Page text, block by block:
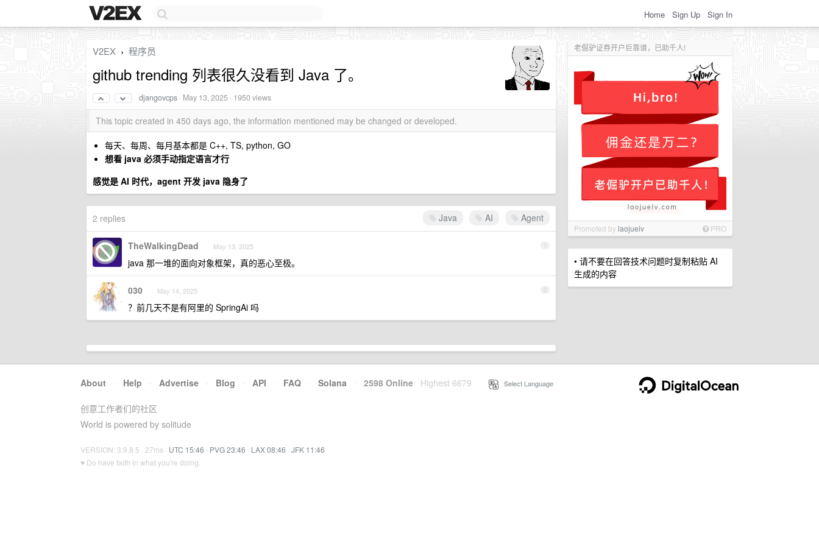
Home Sign Up Sign In
老倔驴证券开户巨靠谱，已助千人!
Promoted bylaojuelv PRO
• 请不要在回答技术问题时复制粘贴 AI
生成的内容
V2EX › 程序员
github trending 列表很久没看到 Java 了。
djangovcps · May 13, 2025 · 1950 views
This topic created in 450 days ago, the information mentioned may be changed or developed.
每天、每周、每月基本都是 C++, TS, python, GO
想看 java 必须手动指定语言才行
感觉是 AI 时代，agent 开发 java 隐身了
Java AI Agent
2 replies
1
TheWalkingDead May 13, 2025
java 那一堆的面向对象框架，真的恶心至极。
2
030 May 14, 2025
？前几天不是有阿里的 SpringAi 吗
About · Help · Advertise · Blog · API · FAQ · Solana · 2598 Online Highest 6679 Select Language
创意工作者们的社区
World is powered by solitude
VERSION: 3.9.8.5 · 27ms · UTC 15:46 · PVG 23:46 · LAX 08:46 · JFK 11:46
♥ Do have faith in what you're doing.